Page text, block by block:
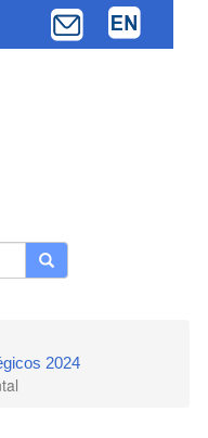
Buscar
2024